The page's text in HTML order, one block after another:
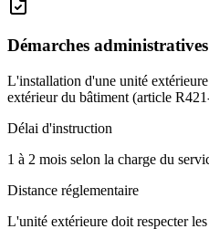
Démarches
L'installation d'une unité
extérieur du bâtiment (article
Délai d'instruction
1 à 2 mois selon la charge du
Distance réglementaire
L'unité extérieure doit respecter